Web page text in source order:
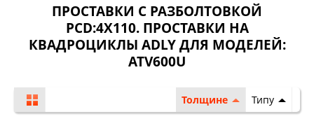
ПРОСТАВКИ С РАЗБОЛТОВКОЙ
PCD:4X110. ПРОСТАВКИ НА
КВАДРОЦИКЛЫ ADLY ДЛЯ МОДЕЛЕЙ:
ATV600U
Толщине Типу